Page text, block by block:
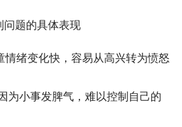
题的具体表现
绪变化快，容易从高兴转为愤怒
为小事发脾气，难以控制自己的